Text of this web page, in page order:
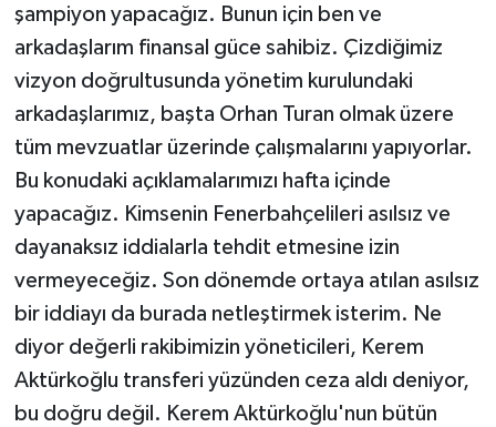
şampiyon yapacağız. Bunun için ben ve
arkadaşlarım finansal güce sahibiz. Çizdiğimiz
vizyon doğrultusunda yönetim kurulundaki
arkadaşlarımız, başta Orhan Turan olmak üzere
tüm mevzuatlar üzerinde çalışmalarını yapıyorlar.
Bu konudaki açıklamalarımızı hafta içinde
yapacağız. Kimsenin Fenerbahçelileri asılsız ve
dayanaksız iddialarla tehdit etmesine izin
vermeyeceğiz. Son dönemde ortaya atılan asılsız
bir iddiayı da burada netleştirmek isterim. Ne
diyor değerli rakibimizin yöneticileri, Kerem
Aktürkoğlu transferi yüzünden ceza aldı deniyor,
bu doğru değil. Kerem Aktürkoğlu'nun bütün